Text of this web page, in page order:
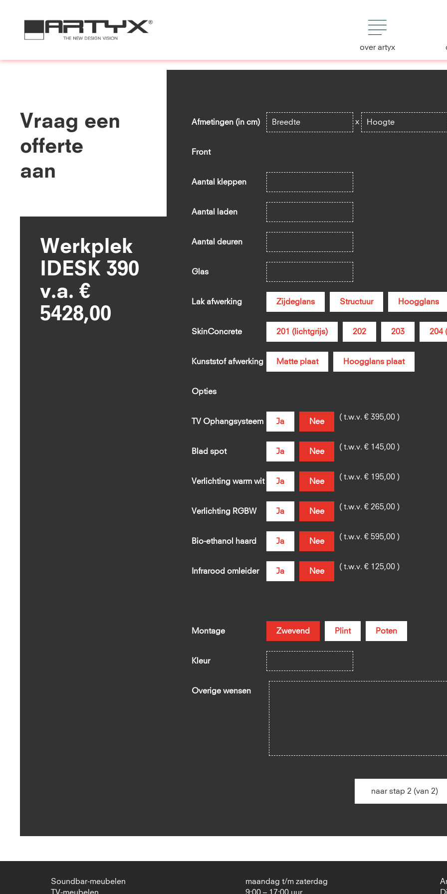
over artyx
Vraag een
offerte
aan
Werkplek
IDESK 390
v.a. €
5428,00
Afmetingen (in cm) x
Front
Aantal kleppen
Aantal laden
Aantal deuren
Glas
Lak afwerking Zijdeglans Structuur Hoogglans
SkinConcrete 201 (lichtgrijs) 202 203 204
Kunststof afwerking Matte plaat Hoogglans plaat
Opties
TV Ophangsysteem Ja Nee
( t.w.v. € 395,00 )
Blad spot Ja Nee
( t.w.v. € 145,00 )
Verlichting warm wit Ja Nee
( t.w.v. € 195,00 )
Verlichting RGBW Ja Nee
( t.w.v. € 265,00 )
Bio-ethanol haard Ja Nee
( t.w.v. € 595,00 )
Infrarood omleider Ja Nee
( t.w.v. € 125,00 )
Montage Zwevend Plint Poten
Kleur
Overige wensen
naar stap 2 (van 2)
Soundbar-meubelen
maandag t/m zaterdag